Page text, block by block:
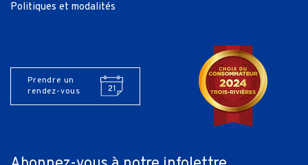
Politiques et modalités
Prendre un
rendez-vous